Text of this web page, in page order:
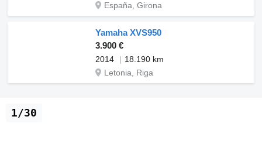
España, Girona
Yamaha XVS950
3.900 €
2014
18.190 km
Letonia, Riga
1/30